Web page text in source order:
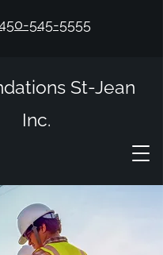
545-5555
St-Jean
Inc.